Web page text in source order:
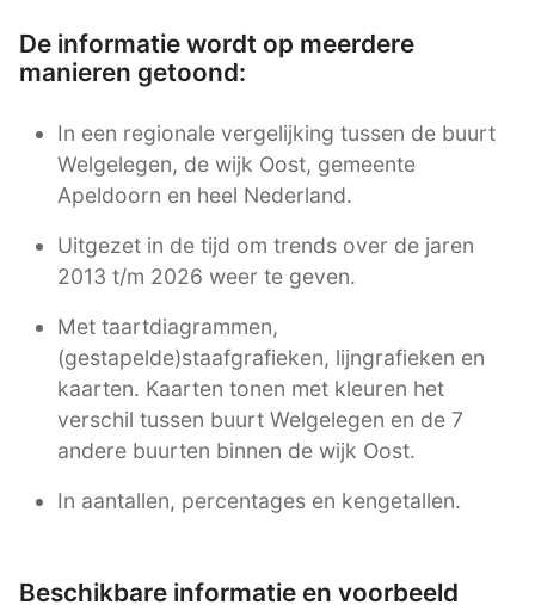
De informatie wordt op meerdere
manieren getoond:
In een regionale vergelijking tussen de buurt
Welgelegen, de wijk Oost, gemeente
Apeldoorn en heel Nederland.
Uitgezet in de tijd om trends over de jaren
2013 t/m 2026 weer te geven.
Met taartdiagrammen,
(gestapelde)staafgrafieken, lijngrafieken en
kaarten. Kaarten tonen met kleuren het
verschil tussen buurt Welgelegen en de 7
andere buurten binnen de wijk Oost.
In aantallen, percentages en kengetallen.
Beschikbare informatie en voorbeeld